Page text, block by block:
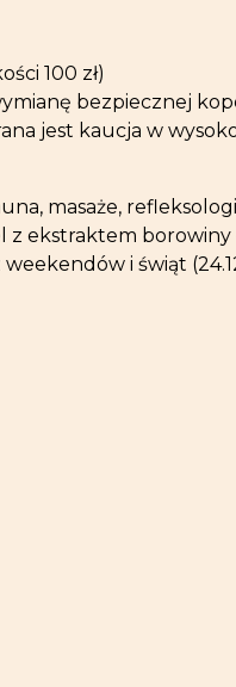
100 zł)
bezpiecznej
jest kaucja w
masaże,
ekstraktem borowiny
i świąt (24.12.-